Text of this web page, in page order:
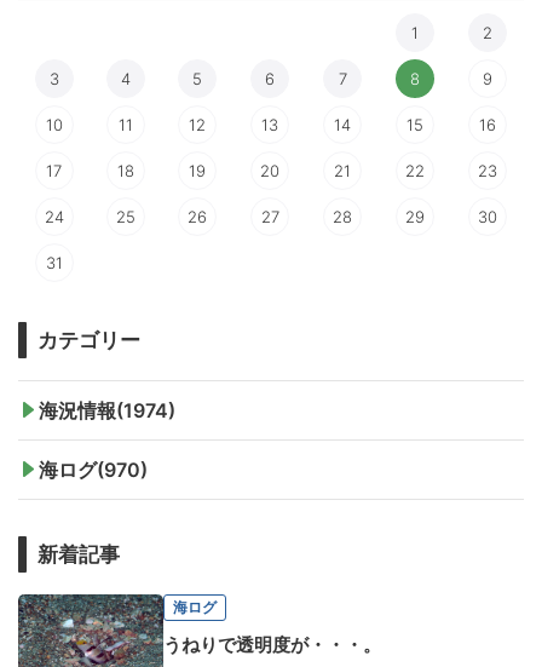
1 2
3 4 5 6 7 8 9
10 11 12 13 14 15 16
17 18 19 20 21 22 23
24 25 26 27 28 29 30
31
カテゴリー
海況情報(1974)
海ログ(970)
新着記事
海ログ
うねりで透明度が・・・。